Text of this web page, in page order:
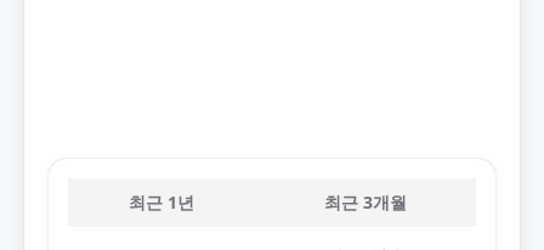
최근 1년 최근 3개월